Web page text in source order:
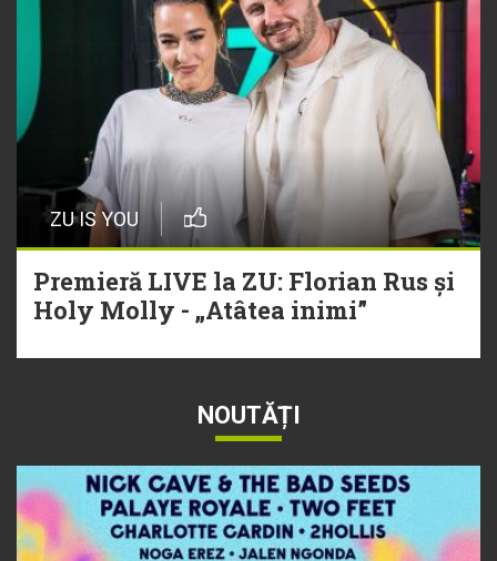
ZU IS YOU
Premieră LIVE la ZU: Florian Rus și
Holy Molly - „Atâtea inimi”
NOUTĂȚI